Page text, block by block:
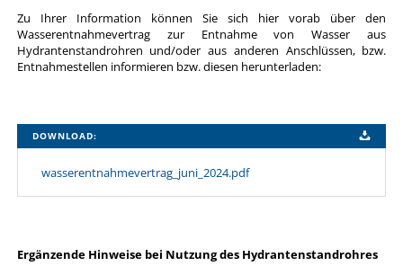
Zu Ihrer Information können Sie sich hier vorab über den
Wasserentnahmevertrag zur Entnahme von Wasser aus
Hydrantenstandrohren und/oder aus anderen Anschlüssen, bzw.
Entnahmestellen informieren bzw. diesen herunterladen:
DOWNLOAD:
wasserentnahmevertrag_juni_2024.pdf
Ergänzende Hinweise bei Nutzung des Hydrantenstandrohres